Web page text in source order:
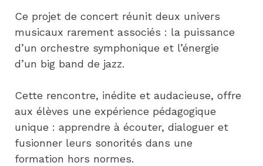
Ce projet de concert réunit deux univers
musicaux rarement associés : la puissance
d’un orchestre symphonique et l’énergie
d’un big band de jazz.
Cette rencontre, inédite et audacieuse, offre
aux élèves une expérience pédagogique
unique : apprendre à écouter, dialoguer et
fusionner leurs sonorités dans une
formation hors normes.